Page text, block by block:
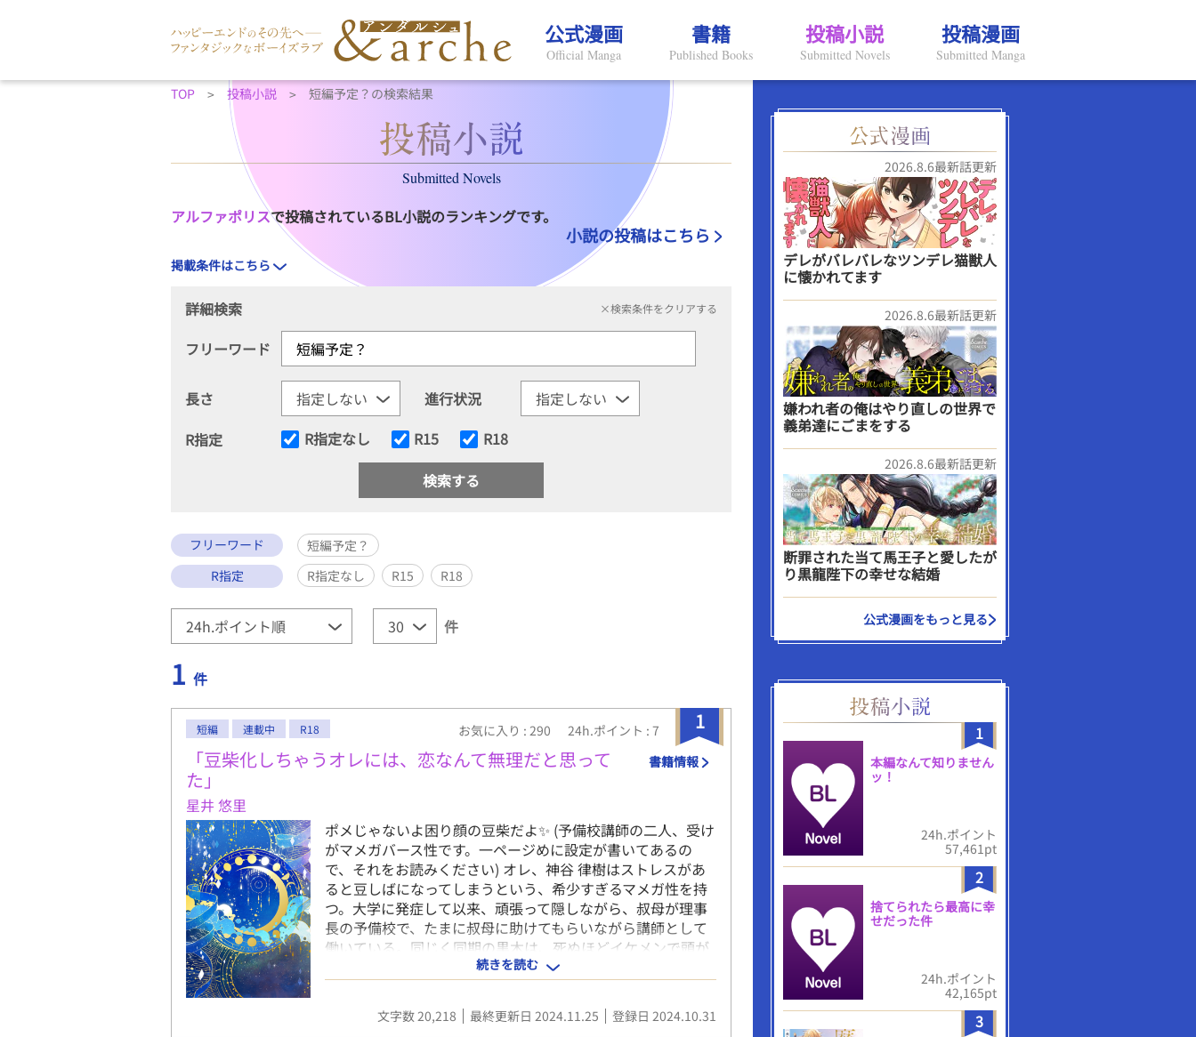
公式漫画
Official Manga
書籍
Published Books
投稿小説
Submitted Novels
投稿漫画
Submitted Manga
TOP 投稿小説 短編予定？の検索結果
Submitted Novels
アルファポリスで投稿されているBL小説のランキングです。
小説の投稿はこちら
掲載条件はこちら
詳細検索 ×検索条件をクリアする
フリーワード
長さ
進行状況
R指定
R指定なし R15 R18
フリーワード
短編予定？
R指定
R指定なし R15 R18
件
1 件
1
短編 連載中 R18 お気に入り : 290 24h.ポイント : 7
「豆柴化しちゃうオレには、恋なんて無理だと思って
た」
星井 悠里
書籍情報
ポメじゃないよ困り顔の豆柴だよ✨ (予備校講師の二人、受け
がマメガバース性です。一ページめに設定が書いてあるの
で、それをお読みください) オレ、神谷 律樹はストレスがあ
ると豆しばになってしまうという、希少すぎるマメガ性を持
つ。大学に発症して以来、頑張って隠しながら、叔母が理事
長の予備校で、たまに叔母に助けてもらいながら講師として
働いている。同じく同期の黒木は、死ぬほどイケメンで頭が
良くて大人気の講師。オレは黒木に一目惚れ。男だし、マメ
ガだし、てことで、完全に諦めてるけど、もうずっと好き。
そんなある日、保護者からのクレーム電話に耐えられず豆し
ば化。理事長室に向かっているところを、黒木に見られてし
続きを読む
文字数 20,218 最終更新日 2024.11.25 登録日 2024.10.31
2026.8.6最新話更新
デレがバレバレなツンデレ猫獣人
に懐かれてます
2026.8.6最新話更新
嫌われ者の俺はやり直しの世界で
義弟達にごまをする
2026.8.6最新話更新
断罪された当て馬王子と愛したが
り黒龍陛下の幸せな結婚
公式漫画をもっと見る
1
本編なんて知りません
ッ！
24h.ポイント
57,461pt
2
捨てられたら最高に幸
せだった件
24h.ポイント
42,165pt
3